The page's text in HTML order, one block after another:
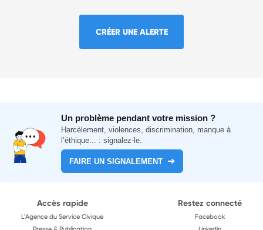
CRÉER UNE ALERTE
Un problème pendant votre mission ?
Harcèlement, violences, discrimination, manque à
l’éthique... : signalez-le.
FAIRE UN SIGNALEMENT
Accès rapide
L'Agence du Service Civique
Restez connecté
Facebook